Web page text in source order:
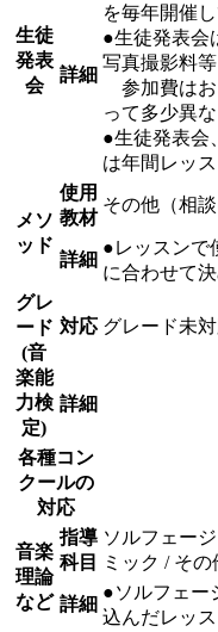
生徒
発表
会
詳細
を毎年開催し
●生徒発表会
写真撮影料
参加費はお
って多少異な
●生徒発表会
は年間レッ
メソ
ッド
使用
教材
その他（相談
詳細
●レッスンで
に合わせて
グレ
ード
(音
楽能
力検
定)
対応 グレード未
詳細
各種コン
クールの
対応
音楽
理論
など
指導
科目
ソルフェー
ミック / そ
詳細
●ソルフェー
込んだレッ